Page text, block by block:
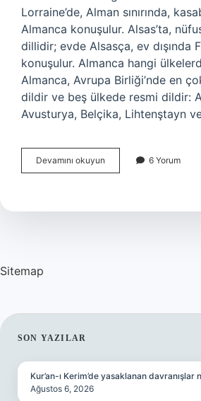
Lorraine’de, Alman sınırında,
Almanca konuşulur. Alsas’ta,
dillidir; evde Alsasça, ev dışında
konuşulur. Almanca hangi
Almanca, Avrupa Birliği’nde en
dildir ve beş ülkede resmi dildir:
Avusturya, Belçika, Lihtenştayn
Devamını okuyun Fransada
Almanca
6 Yorum
Sitemap
SIDEBAR
SON YAZILAR
Kur’an-ı Kerim’de yasaklanan davranışlar
Ağustos 6, 2026